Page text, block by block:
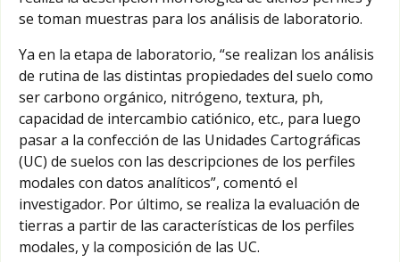
se toman muestras para los análisis de laboratorio.
Ya en la etapa de laboratorio, “se realizan los análisis
de rutina de las distintas propiedades del suelo como
ser carbono orgánico, nitrógeno, textura, ph,
capacidad de intercambio catiónico, etc., para luego
pasar a la confección de las Unidades Cartográficas
(UC) de suelos con las descripciones de los perfiles
modales con datos analíticos”, comentó el
investigador. Por último, se realiza la evaluación de
tierras a partir de las características de los perfiles
modales, y la composición de las UC.